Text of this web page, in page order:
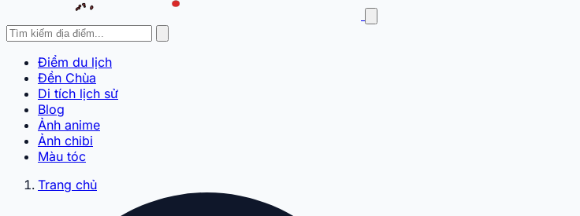
Điểm du lịch
Đền Chùa
Di tích lịch sử
Blog
Ảnh anime
Ảnh chibi
Màu tóc
Trang chủ